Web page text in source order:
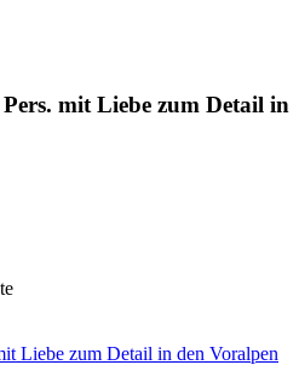
mit Liebe zum Detail in
Liebe zum Detail in den Voralpen